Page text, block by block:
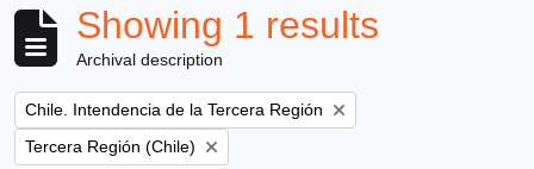
Showing 1 results
Archival description
Remove filter:
Chile. Intendencia de la Tercera Región
Remove filter:
Tercera Región (Chile)